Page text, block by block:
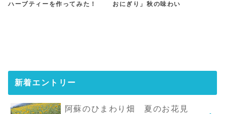
ハーブティーを作ってみた！
おにぎり」秋の味わい
新着エントリー
阿蘇のひまわり畑 夏のお花見